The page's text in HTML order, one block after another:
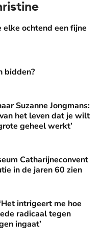
een fijne dag wenst
elke ochtend een fijne
bidden?
‘Het is
Suzanne Jongmans:
het leven dat je wilt
geheel werkt’
laat
Catharijneconvent
in de jaren 60 zien
hoe Jezus in zijn
intrigeert me hoe
radicaal tegen
ingaat’